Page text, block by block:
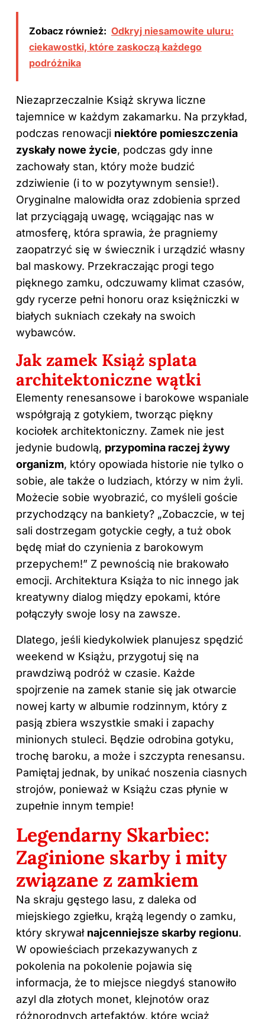
Zobacz również: Odkryj niesamowite uluru:
ciekawostki, które zaskoczą każdego
podróżnika
Niezaprzeczalnie Książ skrywa liczne
tajemnice w każdym zakamarku. Na przykład,
podczas renowacji niektóre pomieszczenia
zyskały nowe życie, podczas gdy inne
zachowały stan, który może budzić
zdziwienie (i to w pozytywnym sensie!).
Oryginalne malowidła oraz zdobienia sprzed
lat przyciągają uwagę, wciągając nas w
atmosferę, która sprawia, że pragniemy
zaopatrzyć się w świecznik i urządzić własny
bal maskowy. Przekraczając progi tego
pięknego zamku, odczuwamy klimat czasów,
gdy rycerze pełni honoru oraz księżniczki w
białych sukniach czekały na swoich
wybawców.
Jak zamek Książ splata
architektoniczne wątki
Elementy renesansowe i barokowe wspaniale
współgrają z gotykiem, tworząc piękny
kociołek architektoniczny. Zamek nie jest
jedynie budowlą, przypomina raczej żywy
organizm, który opowiada historie nie tylko o
sobie, ale także o ludziach, którzy w nim żyli.
Możecie sobie wyobrazić, co myśleli goście
przychodzący na bankiety? „Zobaczcie, w tej
sali dostrzegam gotyckie cegły, a tuż obok
będę miał do czynienia z barokowym
przepychem!” Z pewnością nie brakowało
emocji. Architektura Książa to nic innego jak
kreatywny dialog między epokami, które
połączyły swoje losy na zawsze.
Dlatego, jeśli kiedykolwiek planujesz spędzić
weekend w Książu, przygotuj się na
prawdziwą podróż w czasie. Każde
spojrzenie na zamek stanie się jak otwarcie
nowej karty w albumie rodzinnym, który z
pasją zbiera wszystkie smaki i zapachy
minionych stuleci. Będzie odrobina gotyku,
trochę baroku, a może i szczypta renesansu.
Pamiętaj jednak, by unikać noszenia ciasnych
strojów, ponieważ w Książu czas płynie w
zupełnie innym tempie!
Legendarny Skarbiec:
Zaginione skarby i mity
związane z zamkiem
Na skraju gęstego lasu, z daleka od
miejskiego zgiełku, krążą legendy o zamku,
który skrywał najcenniejsze skarby regionu.
W opowieściach przekazywanych z
pokolenia na pokolenie pojawia się
informacja, że to miejsce niegdyś stanowiło
azyl dla złotych monet, klejnotów oraz
różnorodnych artefaktów, które wciąż